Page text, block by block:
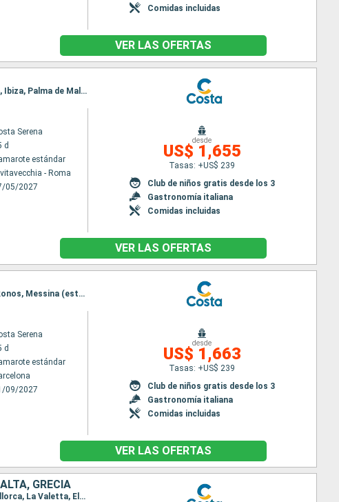
Comidas incluidas
VER LAS OFERTAS
Itinerario : Civitavecchia - Roma, Catania, El Pireo Atenas, Santoríni, Mykonos, La Valetta, Ibiza, Palma de Mallorca, Barcelona, Marsella, Savona, Civitavecchia - Roma
Serena
d
estándar
- Roma
05/2027
desde
US$ 1,655
Tasas: +US$ 239
Club de niños gratis desde los 3
Gastronomía italiana
Comidas incluidas
VER LAS OFERTAS
Itinerario : Barcelona, Ibiza, Palma de Mallorca, La Valetta, El Pireo Atenas, Santoríni, Mykonos, Messina (estrecho), Civitavecchia - Roma, Savona, Barcelona
Serena
d
estándar
09/2027
desde
US$ 1,663
Tasas: +US$ 239
Club de niños gratis desde los 3
Gastronomía italiana
Comidas incluidas
VER LAS OFERTAS
GRECIA
Itinerario : Civitavecchia - Roma, Ajaccio, Savona, Marsella, Barcelona, Ibiza, Palma de Mallorca, La Valetta, El Pireo Atenas, Santoríni, Mykonos, Messina (estrecho), Civitavecchia - Roma